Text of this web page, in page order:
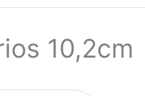
10,2cm